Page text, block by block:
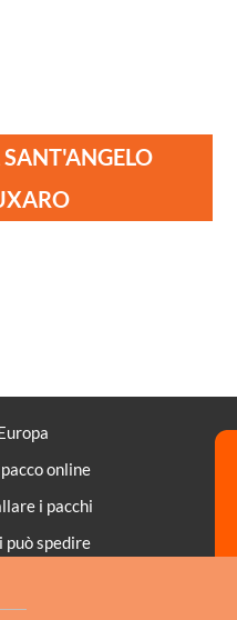
online
i pacchi
può spedire